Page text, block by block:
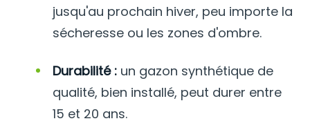
jusqu'au prochain hiver, peu importe la
sécheresse ou les zones d'ombre.
Durabilité : un gazon synthétique de
qualité, bien installé, peut durer entre
15 et 20 ans.